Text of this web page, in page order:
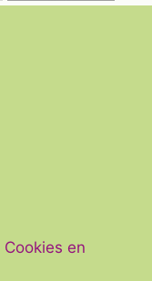
Cookies en